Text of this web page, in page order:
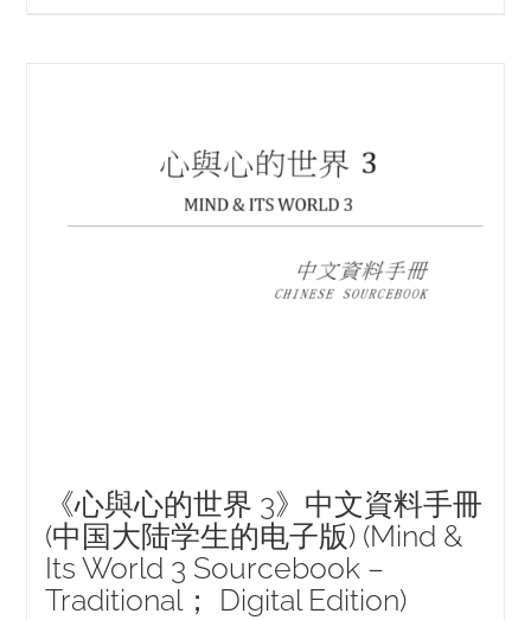
《心與心的世界 3》中文資料手冊
(中国大陆学生的电子版) (Mind &
Its World 3 Sourcebook –
Traditional； Digital Edition)